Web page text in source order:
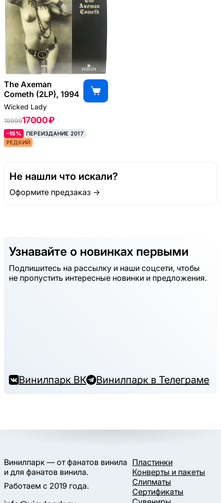
The Axeman
Cometh (2LP), 1994
Wicked Lady
1999917000 ₽
–15%
ПЕРЕИЗДАНИЕ 2017
РЕДКИЙ
Не нашли что искали?
Оформите предзаказ →
Узнавайте о новинках первыми
Подпишитесь на рассылку и наши соцсети, чтобы
не пропустить интересные новинки и предложения.
Винилпарк ВК Винилпарк в Телеграме
Винилпарк — от фанатов винила
и для фанатов винила.
Работаем с 2019 года.
Пластинки
Конверты и пакеты
Слипматы
Сертификаты